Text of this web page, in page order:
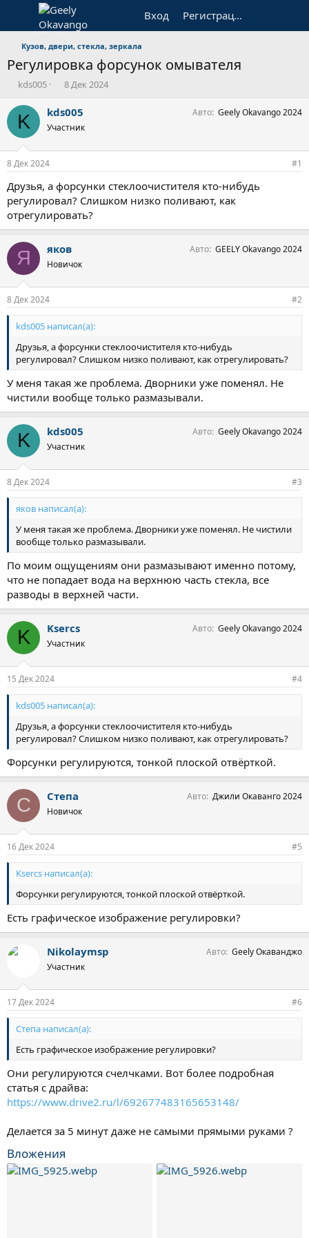
Вход Регистрация
Кузов, двери, стекла, зеркала
Регулировка форсунок омывателя
А
т
о
т
е
м
ы
kds005
Д
т
н
а
л
8 Дек 2024
K kds005
Участник
Авто Geely Okavango 2024
8 Дек 2024 #1
Друзья, а форсунки стеклоочистителя кто-нибудь
регулировал? Слишком низко поливают, как
отрегулировать?
Я яков
Новичок
Авто GEELY Okavango 2024
8 Дек 2024 #2
kds005 написал(а):
Друзья, а форсунки стеклоочистителя кто-нибудь
регулировал? Слишком низко поливают, как отрегулировать?
У меня такая же проблема. Дворники уже поменял. Не
чистили вообще только размазывали.
K kds005
Участник
Авто Geely Okavango 2024
8 Дек 2024 #3
яков написал(а):
У меня такая же проблема. Дворники уже поменял. Не чистили
вообще только размазывали.
По моим ощущениям они размазывают именно потому,
что не попадает вода на верхнюю часть стекла, все
разводы в верхней части.
K Ksercs
Участник
Авто Geely Okavango 2024
15 Дек 2024 #4
kds005 написал(а):
Друзья, а форсунки стеклоочистителя кто-нибудь
регулировал? Слишком низко поливают, как отрегулировать?
Форсунки регулируются, тонкой плоской отвёрткой.
С Степа
Новичок
Авто Джили Окаванго 2024
16 Дек 2024 #5
Ksercs написал(а):
Форсунки регулируются, тонкой плоской отвёрткой.
Есть графическое изображение регулировки?
Nikolaymsp
Участник
Авто Geely Окаванджо
17 Дек 2024 #6
Степа написал(а):
Есть графическое изображение регулировки?
Они регулируются счелчками. Вот более подробная
статья с драйва:
https://www.drive2.ru/l/692677483165653148/
Делается за 5 минут даже не самыми прямыми руками ?
Вложения